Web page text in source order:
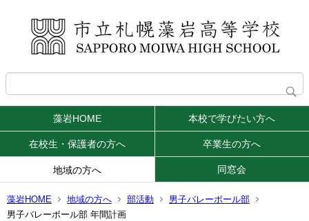
藻岩HOME 本校で学びたい方へ
在校生・保護者の方へ 卒業生の方へ
地域の方へ 同窓会
藻岩HOME 地域の方へ 部活動
男子バレーボール部
男子バレーボール部 年間計画